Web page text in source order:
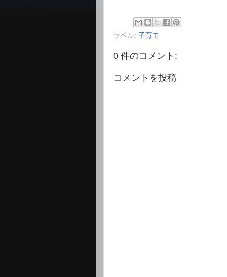
ラベル: 子育て
0 件のコメント:
コメントを投稿